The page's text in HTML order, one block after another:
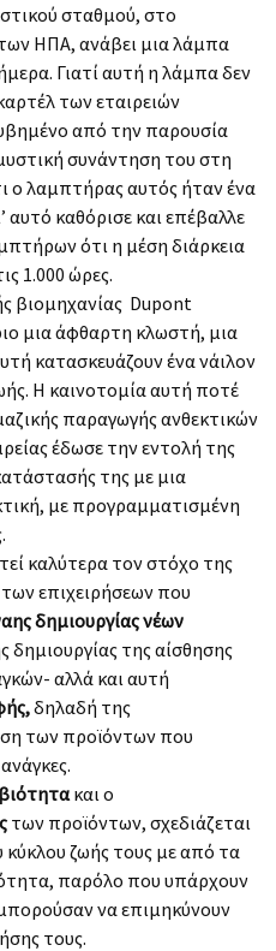
σταθμού, στο
ΗΠΑ, ανάβει μια λάμπα
Γιατί αυτή η λάμπα δεν
των εταιρειών
από την παρουσία
συνάντηση του στη
ο λαμπτήρας αυτός ήταν ένα
αυτό καθόρισε και επέβαλλε
ότι η μέση διάρκεια
1.000 ώρες.
βιομηχανίας Dupont
μια άφθαρτη κλωστή, μια
κατασκευάζουν ένα νάιλον
Η καινοτομία αυτή ποτέ
παραγωγής ανθεκτικών
έδωσε την εντολή της
της με μια
με προγραμματισμένη
καλύτερα τον στόχο της
επιχειρήσεων που
δημιουργίας νέων
δημιουργίας της αίσθησης
αλλά και αυτή
δηλαδή της
των προϊόντων που
και ο
των προϊόντων, σχεδιάζεται
ζωής τους με από τα
παρόλο που υπάρχουν
να επιμηκύνουν
τους.